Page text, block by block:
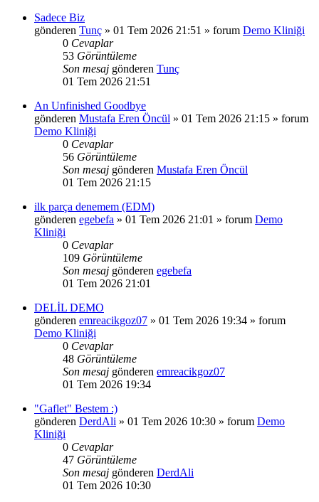
Sadece Biz
gönderen Tunç » 01 Tem 2026 21:51 » forum Demo Kliniği
0 Cevaplar
53 Görüntüleme
Son mesaj gönderen Tunç
01 Tem 2026 21:51
An Unfinished Goodbye
gönderen Mustafa Eren Öncül » 01 Tem 2026 21:15 » forum
Demo Kliniği
0 Cevaplar
56 Görüntüleme
Son mesaj gönderen Mustafa Eren Öncül
01 Tem 2026 21:15
ilk parça denemem (EDM)
gönderen egebefa » 01 Tem 2026 21:01 » forum Demo
Kliniği
0 Cevaplar
109 Görüntüleme
Son mesaj gönderen egebefa
01 Tem 2026 21:01
DELİL DEMO
gönderen emreacikgoz07 » 01 Tem 2026 19:34 » forum
Demo Kliniği
0 Cevaplar
48 Görüntüleme
Son mesaj gönderen emreacikgoz07
01 Tem 2026 19:34
"Gaflet" Bestem :)
gönderen DerdAli » 01 Tem 2026 10:30 » forum Demo
Kliniği
0 Cevaplar
47 Görüntüleme
Son mesaj gönderen DerdAli
01 Tem 2026 10:30